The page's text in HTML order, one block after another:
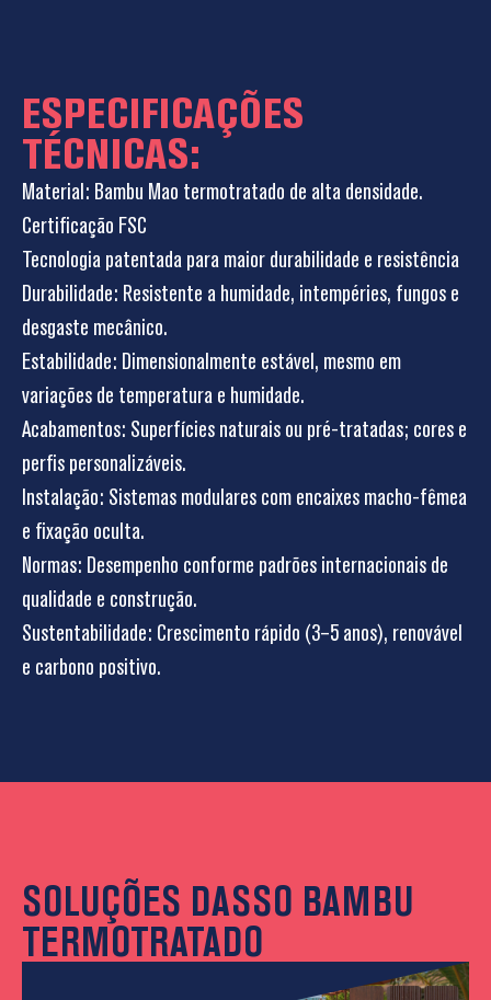
ESPECIFICAÇÕES
TÉCNICAS:
Material: Bambu Mao termotratado de alta densidade.
Certificação FSC
Tecnologia patentada para maior durabilidade e resistência
Durabilidade: Resistente a humidade, intempéries, fungos e
desgaste mecânico.
Estabilidade: Dimensionalmente estável, mesmo em
variações de temperatura e humidade.
Acabamentos: Superfícies naturais ou pré-tratadas; cores e
perfis personalizáveis.
Instalação: Sistemas modulares com encaixes macho-fêmea
e fixação oculta.
Normas: Desempenho conforme padrões internacionais de
qualidade e construção.
Sustentabilidade: Crescimento rápido (3–5 anos), renovável
e carbono positivo.
SOLUÇÕES DASSO BAMBU
TERMOTRATADO